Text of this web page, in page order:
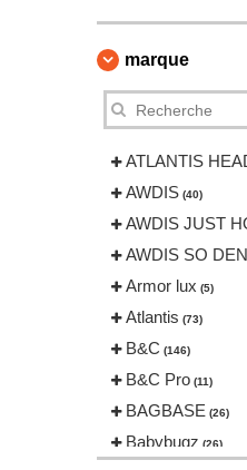
marque
ATLANTIS
AWDIS (40)
AWDIS JUST
AWDIS SO
Armor lux (5)
Atlantis (73)
B&C (146)
B&C Pro (11)
BAGBASE (26)
Babybugz (26)